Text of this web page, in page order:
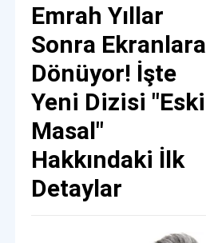
Emrah Yıllar
Sonra Ekranlara
Dönüyor! İşte
Yeni Dizisi "Eski
Masal"
Hakkındaki İlk
Detaylar